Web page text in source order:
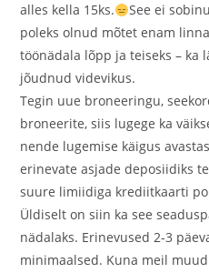
alles kella 15ks.
See ei
poleks olnud mõtet enam
töönädala lõpp ja teiseks – ka
jõudnud videvikus.
Tegin uue broneeringu,
broneerite, siis lugege ka
nende lugemise käigus
erinevate asjade deposiidiks
suure limiidiga krediitkaarti
Üldiselt on siin ka see
nädalaks. Erinevused 2-3
minimaalsed. Kuna meil